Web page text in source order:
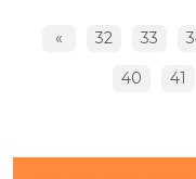
« 32 33
40 41